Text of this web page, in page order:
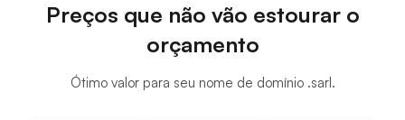
Preços que não vão estourar o
orçamento
Ótimo valor para seu nome de domínio .sarl.